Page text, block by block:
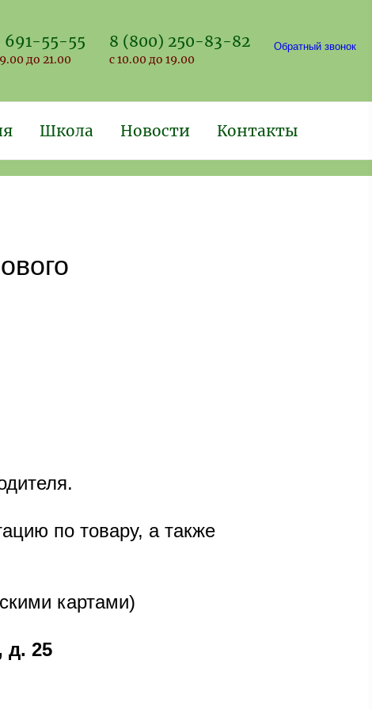
691-55-55
до 21.00
8 (800) 250-83-82
с 10.00 до 19.00
Обратный звонок
Школа Новости Контакты
по товару, а также
картами)
д. 25